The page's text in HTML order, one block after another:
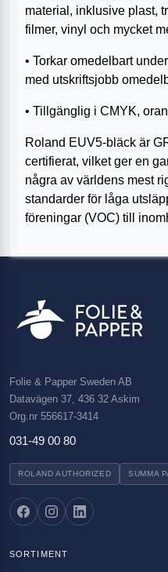
material, inklusive plast,
filmer, vinyl och mycket
• Torkar omedelbart
med utskriftsjobb
• Tillgänglig i CMYK,
Roland EUV5-bläck är
certifierat, vilket ger en
några av världens mest
standarder för låga
föreningar (VOC) till
Folie & Papper Sweden AB
Datavägen 37, 436 32 Askim
Org.nr 556617-3414
031-49 00 80
ROLAND AUTHORIZED SUMMA
SORTIMENT